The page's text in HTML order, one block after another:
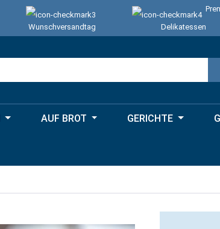
Wunschversandtag
Delikatessen
AUF BROT GERICHTE